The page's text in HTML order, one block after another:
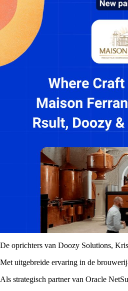
De oprichters van Doozy Solutions,
Met uitgebreide ervaring in de
Als strategisch partner van Oracle